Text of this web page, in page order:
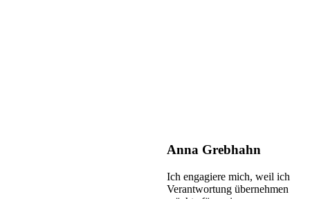
Anna Grebhahn
Ich engagiere mich, weil ich
Verantwortung übernehmen